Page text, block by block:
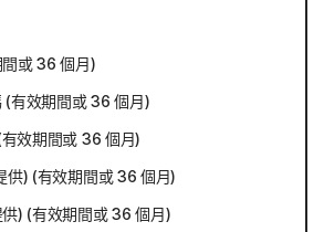
或 36 個月)
有效期間或 36 個月)
效期間或 36 個月)
供) (有效期間或 36 個月)
) (有效期間或 36 個月)